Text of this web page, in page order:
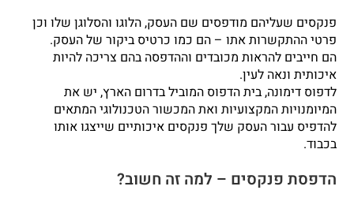
פנקסים שעליהם מודפסים שם העסק, הלוגו והסלוגן שלו וכן
פרטי ההתקשרות אתו – הם כמו כרטיס ביקור של העסק.
הם חייבים להראות מכובדים וההדפסה בהם צריכה להיות
איכותית ונאה לעין.
לדפוס דימונה, בית הדפוס המוביל בדרום הארץ, יש את
המיומנויות המקצועיות ואת המכשור הטכנולוגי המתאים
להדפיס עבור העסק שלך פנקסים איכותיים שייצגו אותו
בכבוד.
הדפסת פנקסים – למה זה חשוב?